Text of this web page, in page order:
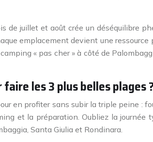
juillet et août crée un déséquilibre
emplacement devient une
« pas cher » à côté de
les 3 plus belles plages
en profiter sans subir la triple peine :
et la préparation. Oubliez la
Santa Giulia et Rondinara.